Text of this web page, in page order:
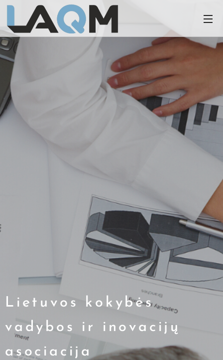
Lietuvos kokybės
vadybos ir inovacijų
asociacija